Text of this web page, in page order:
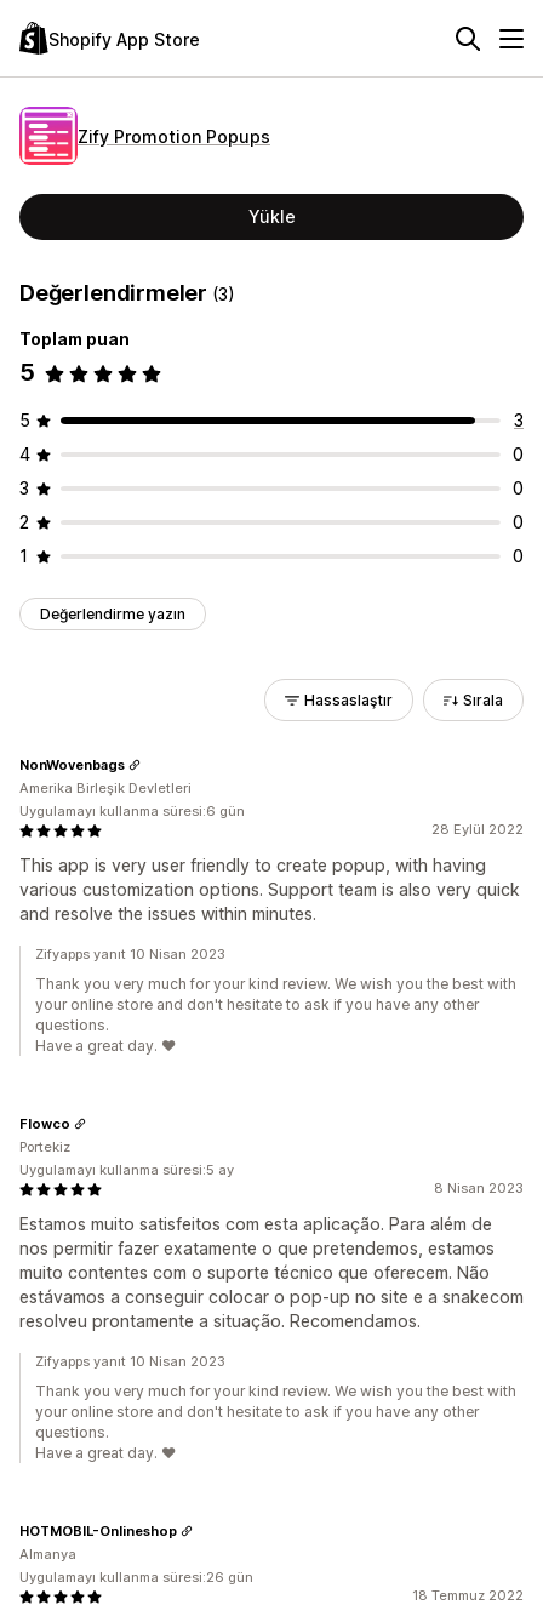
Shopify App Store
Zify Promotion Popups
Yükle
Değerlendirmeler (3)
Toplam puan
5
5
3
4
0
3
0
2
0
1
0
Değerlendirme yazın
Hassaslaştır Sırala
28 Eylül 2022
This app is very user friendly to create popup, with having
various customization options. Support team is also very quick
and resolve the issues within minutes.
NonWovenbags
Amerika Birleşik Devletleri
Uygulamayı kullanma süresi:6 gün
Zifyapps yanıt 10 Nisan 2023
Thank you very much for your kind review. We wish you the best with
your online store and don't hesitate to ask if you have any other
questions.
Have a great day. ❤️
8 Nisan 2023
Estamos muito satisfeitos com esta aplicação. Para além de
nos permitir fazer exatamente o que pretendemos, estamos
muito contentes com o suporte técnico que oferecem. Não
estávamos a conseguir colocar o pop-up no site e a snakecom
resolveu prontamente a situação. Recomendamos.
Flowco
Portekiz
Uygulamayı kullanma süresi:5 ay
Zifyapps yanıt 10 Nisan 2023
Thank you very much for your kind review. We wish you the best with
your online store and don't hesitate to ask if you have any other
questions.
Have a great day. ❤️
18 Temmuz 2022
HOTMOBIL-Onlineshop
Almanya
Uygulamayı kullanma süresi:26 gün